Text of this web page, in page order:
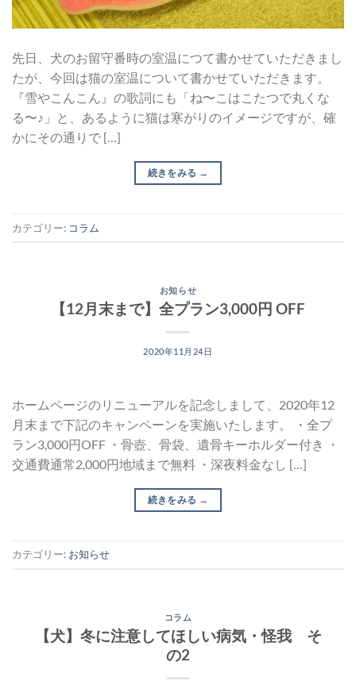
先日、犬のお留守番時の室温につて書かせていただきまし
たが、今回は猫の室温について書かせていただきます。
『雪やこんこん』の歌詞にも「ね〜こはこたつで丸くな
る〜♪」と、あるように猫は寒がりのイメージですが、確
かにその通りで […]
続きをみる →
カテゴリー: コラム
お知らせ
【12月末まで】全プラン3,000円 OFF
2020年11月24日
ホームページのリニューアルを記念しまして、2020年12
月末まで下記のキャンペーンを実施いたします。 ・全プ
ラン3,000円OFF ・骨壺、骨袋、遺骨キーホルダー付き ・
交通費通常2,000円地域まで無料 ・深夜料金なし […]
続きをみる →
カテゴリー: お知らせ
コラム
【犬】冬に注意してほしい病気・怪我 そ
の2